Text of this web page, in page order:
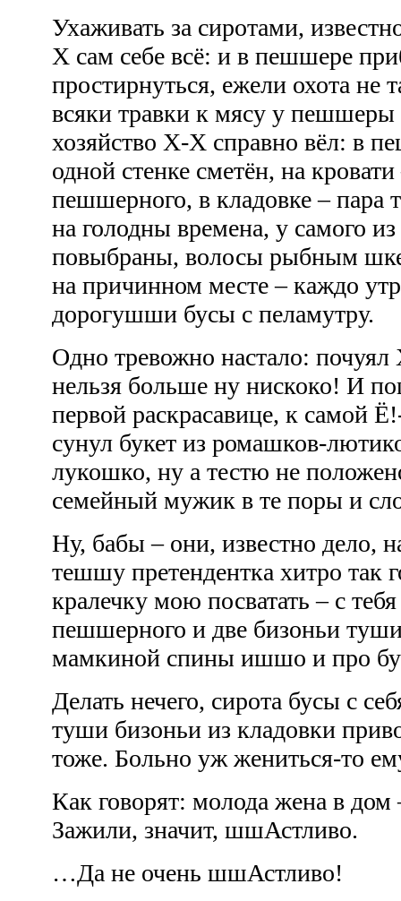
Ухаживать за сиротами,
Х сам себе всё: и в пешшере
простирнуться, ежели охота не
всяки травки к мясу у
хозяйство Х-Х справно вёл: в
одной стенке сметён, на
пешшерного, в кладовке – пара
на голодны времена, у самого
повыбраны, волосы рыбным
на причинном месте – каждо
дорогушши бусы с пеламутру.
Одно тревожно настало:
нельзя больше ну нискоко! И
первой раскрасавице, к
сунул букет из ромашков-
лукошко, ну а тестю не
семейный мужик в те поры и
Ну, бабы – они, известно дело,
тешшу претендентка хитро так
кралечку мою посватать – с
пешшерного и две бизоньи
мамкиной спины ишшо и про
Делать нечего, сирота бусы с
туши бизоньи из кладовки
тоже. Больно уж жениться-то
Как говорят: молода жена в дом
Зажили, значит, шшАстливо.
…Да не очень шшАстливо!